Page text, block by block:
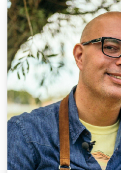
“Saber que
representamos a
nuestro país es
estímulo para
y pensando en la
cosas bien para